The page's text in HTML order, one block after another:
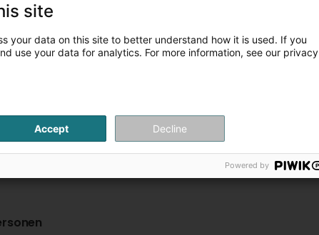
site
your data on this site to better understand how it is used. If you
use your data for analytics. For more information, see our privacy
Accept Decline
Powered by